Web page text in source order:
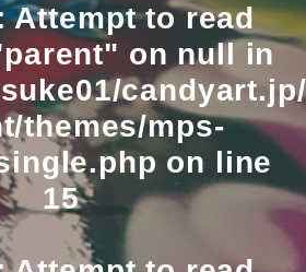
Attempt to read
on null in
themes/mps-
on line
15